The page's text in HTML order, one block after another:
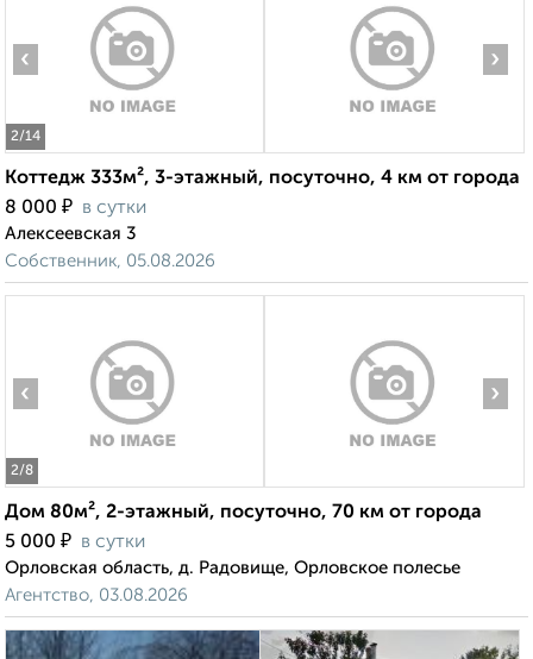
2/14
‹ ›
Коттедж 333м², 3-этажный, посуточно, 4 км от города
8 000 ₽ в сутки
Алексеевская 3
Собственник, 05.08.2026
2/8
‹ ›
Дом 80м², 2-этажный, посуточно, 70 км от города
5 000 ₽ в сутки
Орловская область, д. Радовище, Орловское полесье
Агентство, 03.08.2026